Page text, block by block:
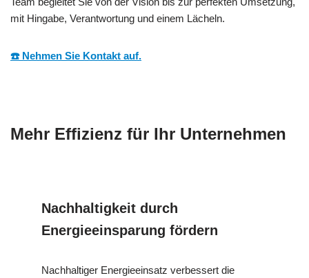
mit Hingabe, Verantwortung und einem Lächeln.
☎️ Nehmen Sie Kontakt auf.
Mehr Effizienz für Ihr Unternehmen
Nachhaltigkeit durch
Energieeinsparung fördern
Nachhaltiger Energieeinsatz verbessert die